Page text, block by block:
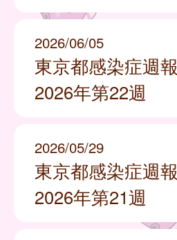
2026/06/05
東京都感染症週報
2026年第22週
2026/05/29
東京都感染症週報
2026年第21週